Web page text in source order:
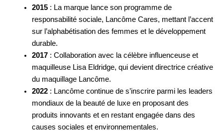
2015: La marque lance son programme de
responsabilité sociale, Lancôme Cares, mettant l’accent
sur l’alphabétisation des femmes et le développement
durable.
2017: Collaboration avec la célèbre influenceuse et
maquilleuse Lisa Eldridge, qui devient directrice créative
du maquillage Lancôme.
2022: Lancôme continue de s’inscrire parmi les leaders
mondiaux de la beauté de luxe en proposant des
produits innovants et en restant engagée dans des
causes sociales et environnementales.